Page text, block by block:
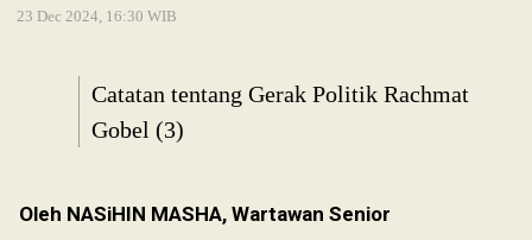
23 Dec 2024, 16:30 WIB
Catatan tentang Gerak Politik Rachmat
Gobel (3)
Oleh NASiHIN MASHA, Wartawan Senior